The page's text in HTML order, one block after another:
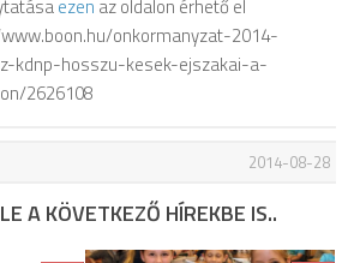
ezen az oldalon érhető el
onkormanyzat-2014-
kdnp-hosszu-kesek-ejszakai-a-
2626108
2014-08-28
A KÖVETKEZŐ HÍREKBE IS..